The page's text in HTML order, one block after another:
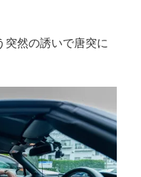
突然の誘いで唐突に